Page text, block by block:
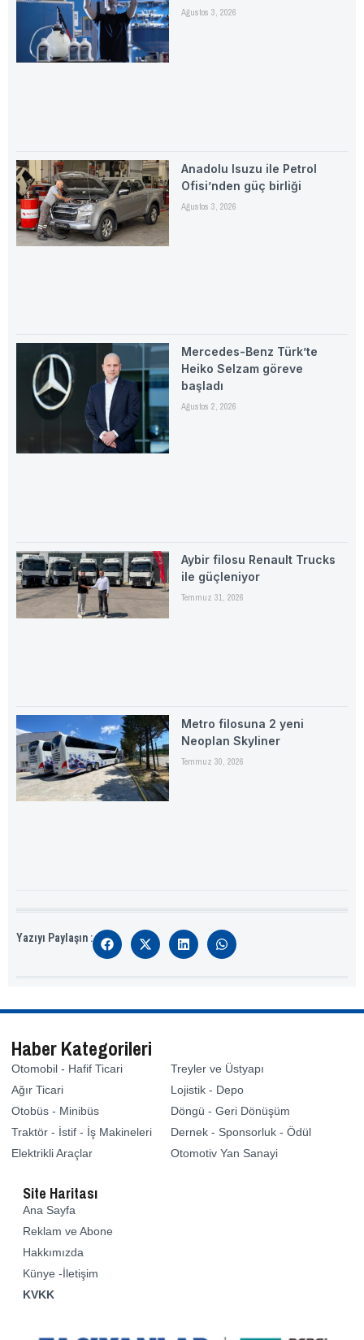
Ağustos 3, 2026
Anadolu Isuzu ile Petrol
Ofisi’nden güç birliği
Ağustos 3, 2026
Mercedes-Benz Türk’te
Heiko Selzam göreve
başladı
Ağustos 2, 2026
Aybir filosu Renault Trucks
ile güçleniyor
Temmuz 31, 2026
Metro filosuna 2 yeni
Neoplan Skyliner
Temmuz 30, 2026
Yazıyı Paylaşın :
Haber Kategorileri
Otomobil - Hafif Ticari
Ağır Ticari
Otobüs - Minibüs
Traktör - İstif - İş Makineleri
Elektrikli Araçlar
Treyler ve Üstyapı
Lojistik - Depo
Döngü - Geri Dönüşüm
Dernek - Sponsorluk - Ödül
Otomotiv Yan Sanayi
Site Haritası
Ana Sayfa
Reklam ve Abone
Hakkımızda
Künye -İletişim
KVKK